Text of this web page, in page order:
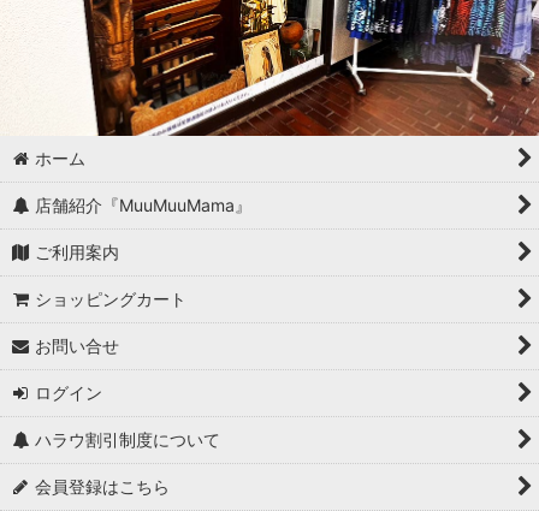
ホーム
店舗紹介『MuuMuuMama』
ご利用案内
ショッピングカート
お問い合せ
ログイン
ハラウ割引制度について
会員登録はこちら